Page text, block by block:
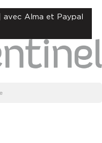
| avec Alma et Paypal